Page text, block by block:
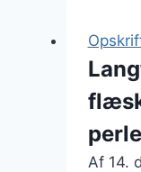
Af 14.